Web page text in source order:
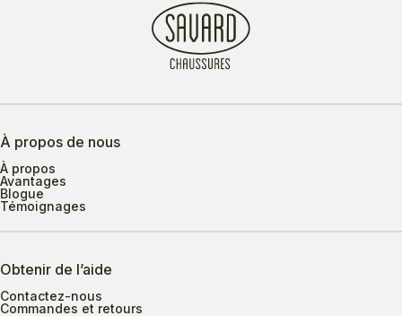
À propos de nous
À propos
Avantages
Blogue
Témoignages
Obtenir de l’aide
Contactez-nous
Commandes et retours